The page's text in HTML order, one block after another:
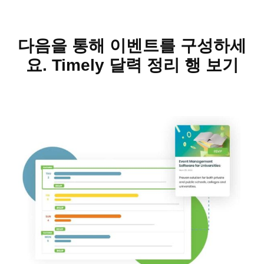
다음을 통해 이벤트를 구성하세
요. Timely 달력 정리 행 보기